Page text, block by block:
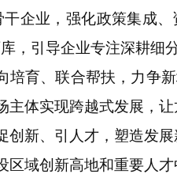
干企业，强化政策集成
，引导企业专注深耕细
培育、联合帮扶，力争
主体实现跨越式发展，
、引人才，塑造发展
区域创新高地和重要人